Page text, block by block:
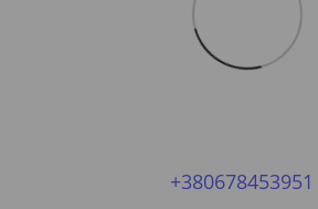
+380678453951